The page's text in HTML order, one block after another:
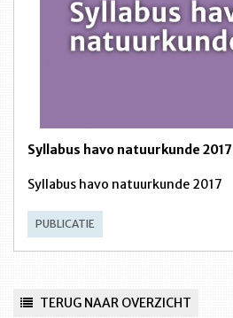
Syllabus havo natuurkunde 2017
Syllabus havo natuurkunde 2017
PUBLICATIE
TERUG NAAR OVERZICHT